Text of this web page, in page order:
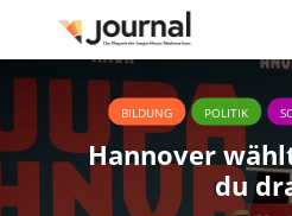
BILDUNG POLITIK
Hannover
du